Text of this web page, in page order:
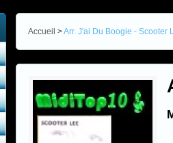
Accueil >Arr. J'ai Du Boogie - Scooter